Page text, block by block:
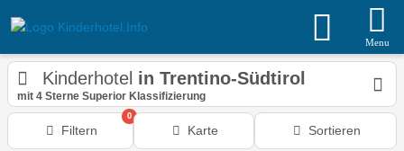
Menu
Kinderhotel in Trentino-Südtirol
mit 4 Sterne Superior Klassifizierung
Filtern
0
Karte Sortieren